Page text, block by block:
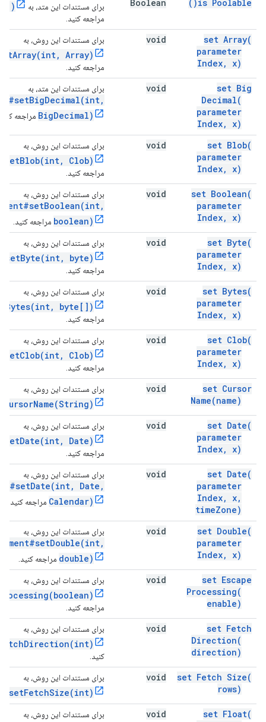
is Poolable(
)
Boolean برای مستندات این متد، به
مراجعه کنید.
set Array(
parameter
Index, x)
void برای مستندات این روش، به
Array)
مراجعه کنید.
set Big
Decimal(
parameter
Index, x)
void برای مستندات این متد، به
BigDecimal) مراجعه
set Blob(
parameter
Index, x)
void برای مستندات این روش، به
Clob)
مراجعه کنید.
set Boolean(
parameter
Index, x)
void برای مستندات این روش، به
boolean) مراجعه کنید.
set Byte(
parameter
Index, x)
void برای مستندات این روش، به
byte)
مراجعه کنید.
set Bytes(
parameter
Index, x)
void برای مستندات این روش، به
byte[])
مراجعه کنید.
set Clob(
parameter
Index, x)
void برای مستندات این روش، به
Clob)
مراجعه کنید.
set Cursor
Name(name)
void برای مستندات این روش، به
set Date(
parameter
Index, x)
void برای مستندات این روش، به
Date)
مراجعه کنید.
set Date(
parameter
Index, x,
timeZone)
void برای مستندات این روش، به
Date,
Calendar) مراجعه کنید.
set Double(
parameter
Index, x)
void برای مستندات این روش، به
double) مراجعه کنید.
set Escape
Processing(
enable)
void برای مستندات این روش، به
مراجعه کنید.
set Fetch
Direction(
direction)
void برای مستندات این روش، به
کنید.
set Fetch Size(
rows)
void برای مستندات این روش، به
set Float(
void برای مستندات این روش، به